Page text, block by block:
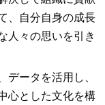
、自分自身の成長
人々の思いを引き
ータを活用し、
心とした文化を構